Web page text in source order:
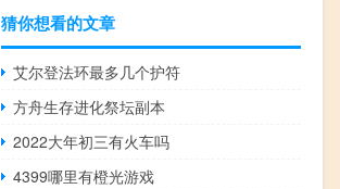
猜你想看的文章
艾尔登法环最多几个护符
方舟生存进化祭坛副本
2022大年初三有火车吗
4399哪里有橙光游戏